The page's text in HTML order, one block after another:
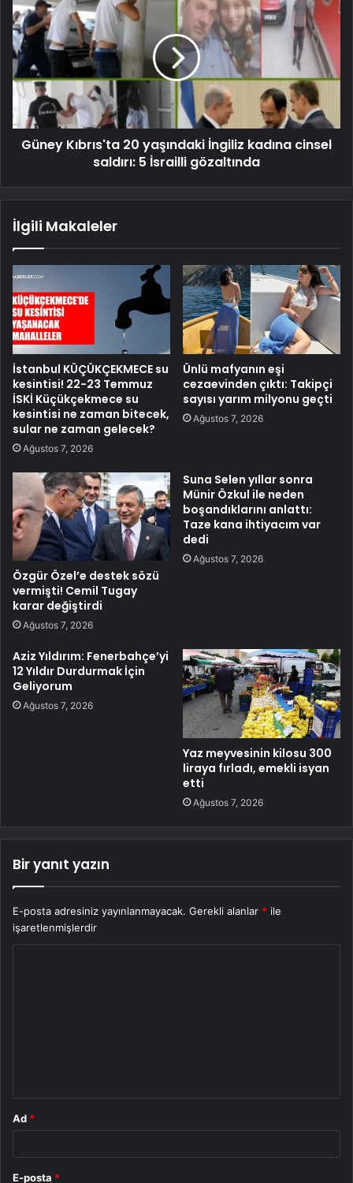
Güney Kıbrıs'ta 20 yaşındaki İngiliz kadına cinsel
saldırı: 5 İsrailli gözaltında
İlgili Makaleler
İstanbul KÜÇÜKÇEKMECE su
kesintisi! 22-23 Temmuz
İSKİ Küçükçekmece su
kesintisi ne zaman bitecek,
sular ne zaman gelecek?
Ağustos 7, 2026
Ünlü mafyanın eşi
cezaevinden çıktı: Takipçi
sayısı yarım milyonu geçti
Ağustos 7, 2026
Özgür Özel’e destek sözü
vermişti! Cemil Tugay
karar değiştirdi
Ağustos 7, 2026
Suna Selen yıllar sonra
Münir Özkul ile neden
boşandıklarını anlattı:
Taze kana ihtiyacım var
dedi
Ağustos 7, 2026
Aziz Yıldırım: Fenerbahçe’yi
12 Yıldır Durdurmak İçin
Geliyorum
Ağustos 7, 2026
Yaz meyvesinin kilosu 300
liraya fırladı, emekli isyan
etti
Ağustos 7, 2026
Bir yanıt yazın
E-posta adresiniz yayınlanmayacak. Gerekli alanlar * ile
işaretlenmişlerdir
Ad *
E-posta *